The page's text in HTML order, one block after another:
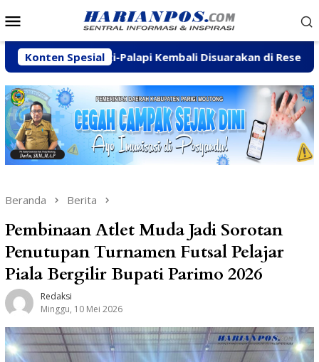
ke
Mobile
Konten Spesial
Palapi Kembali Disuarakan di Reses Mastulah
Beranda Berita
Pembinaan Atlet Muda Jadi Sorotan
Penutupan Turnamen Futsal Pelajar
Piala Bergilir Bupati Parimo 2026
Redaksi
Minggu, 10 Mei 2026